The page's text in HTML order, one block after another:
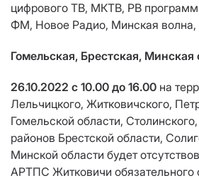
цифрового ТВ, МКТВ, РВ
ФМ, Новое Радио, Минская
Гомельская, Брестская, Минская
26.10.2022 с 10.00 до 16.00 на
Лельчицкого, Житковичского,
Гомельской области,
районов Брестской области,
Минской области будет
АРТПС Житковичи обязательного